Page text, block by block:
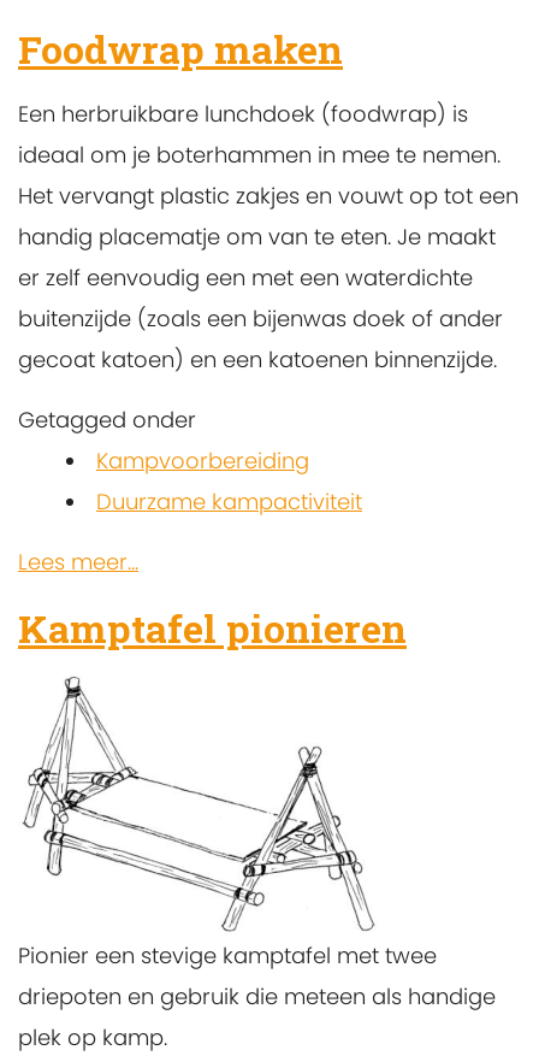
Foodwrap maken
Een herbruikbare lunchdoek (foodwrap) is
ideaal om je boterhammen in mee te nemen.
Het vervangt plastic zakjes en vouwt op tot een
handig placematje om van te eten. Je maakt
er zelf eenvoudig een met een waterdichte
buitenzijde (zoals een bijenwas doek of ander
gecoat katoen) en een katoenen binnenzijde.
Getagged onder
Kampvoorbereiding
Duurzame kampactiviteit
Lees meer...
Kamptafel pionieren
Pionier een stevige kamptafel met twee
driepoten en gebruik die meteen als handige
plek op kamp.